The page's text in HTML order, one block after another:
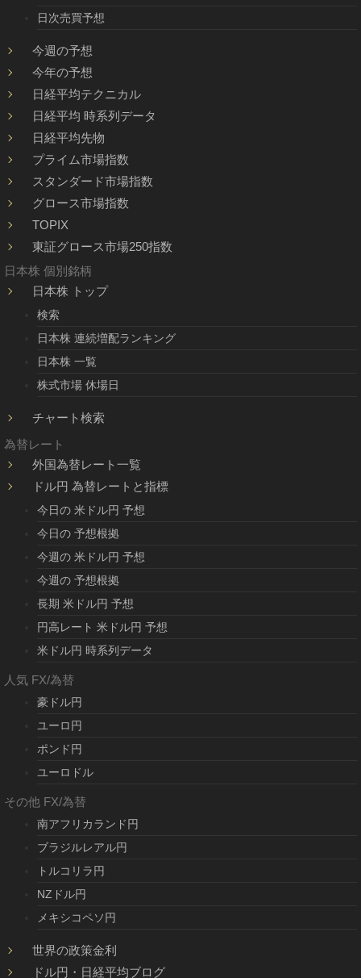
日次売買予想
今週の予想
今年の予想
日経平均テクニカル
日経平均 時系列データ
日経平均先物
プライム市場指数
スタンダード市場指数
グロース市場指数
TOPIX
東証グロース市場250指数
日本株 個別銘柄
日本株 トップ
検索
日本株 連続増配ランキング
日本株 一覧
株式市場 休場日
チャート検索
為替レート
外国為替レート一覧
ドル円 為替レートと指標
今日の 米ドル円 予想
今日の 予想根拠
今週の 米ドル円 予想
今週の 予想根拠
長期 米ドル円 予想
円高レート 米ドル円 予想
米ドル円 時系列データ
人気 FX/為替
豪ドル円
ユーロ円
ポンド円
ユーロドル
その他 FX/為替
南アフリカランド円
ブラジルレアル円
トルコリラ円
NZドル円
メキシコペソ円
世界の政策金利
ドル円・日経平均ブログ